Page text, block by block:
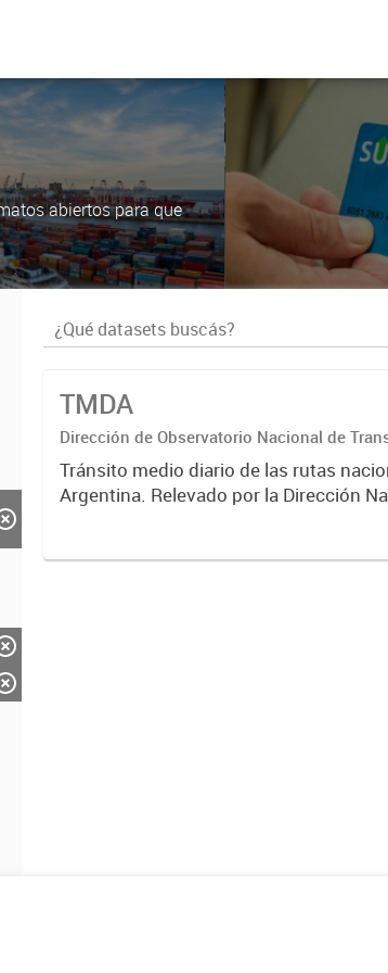
abiertos para que
TMDA
Dirección de Observatorio Nacional de
Tránsito medio diario de las rutas
Argentina. Relevado por la Dirección